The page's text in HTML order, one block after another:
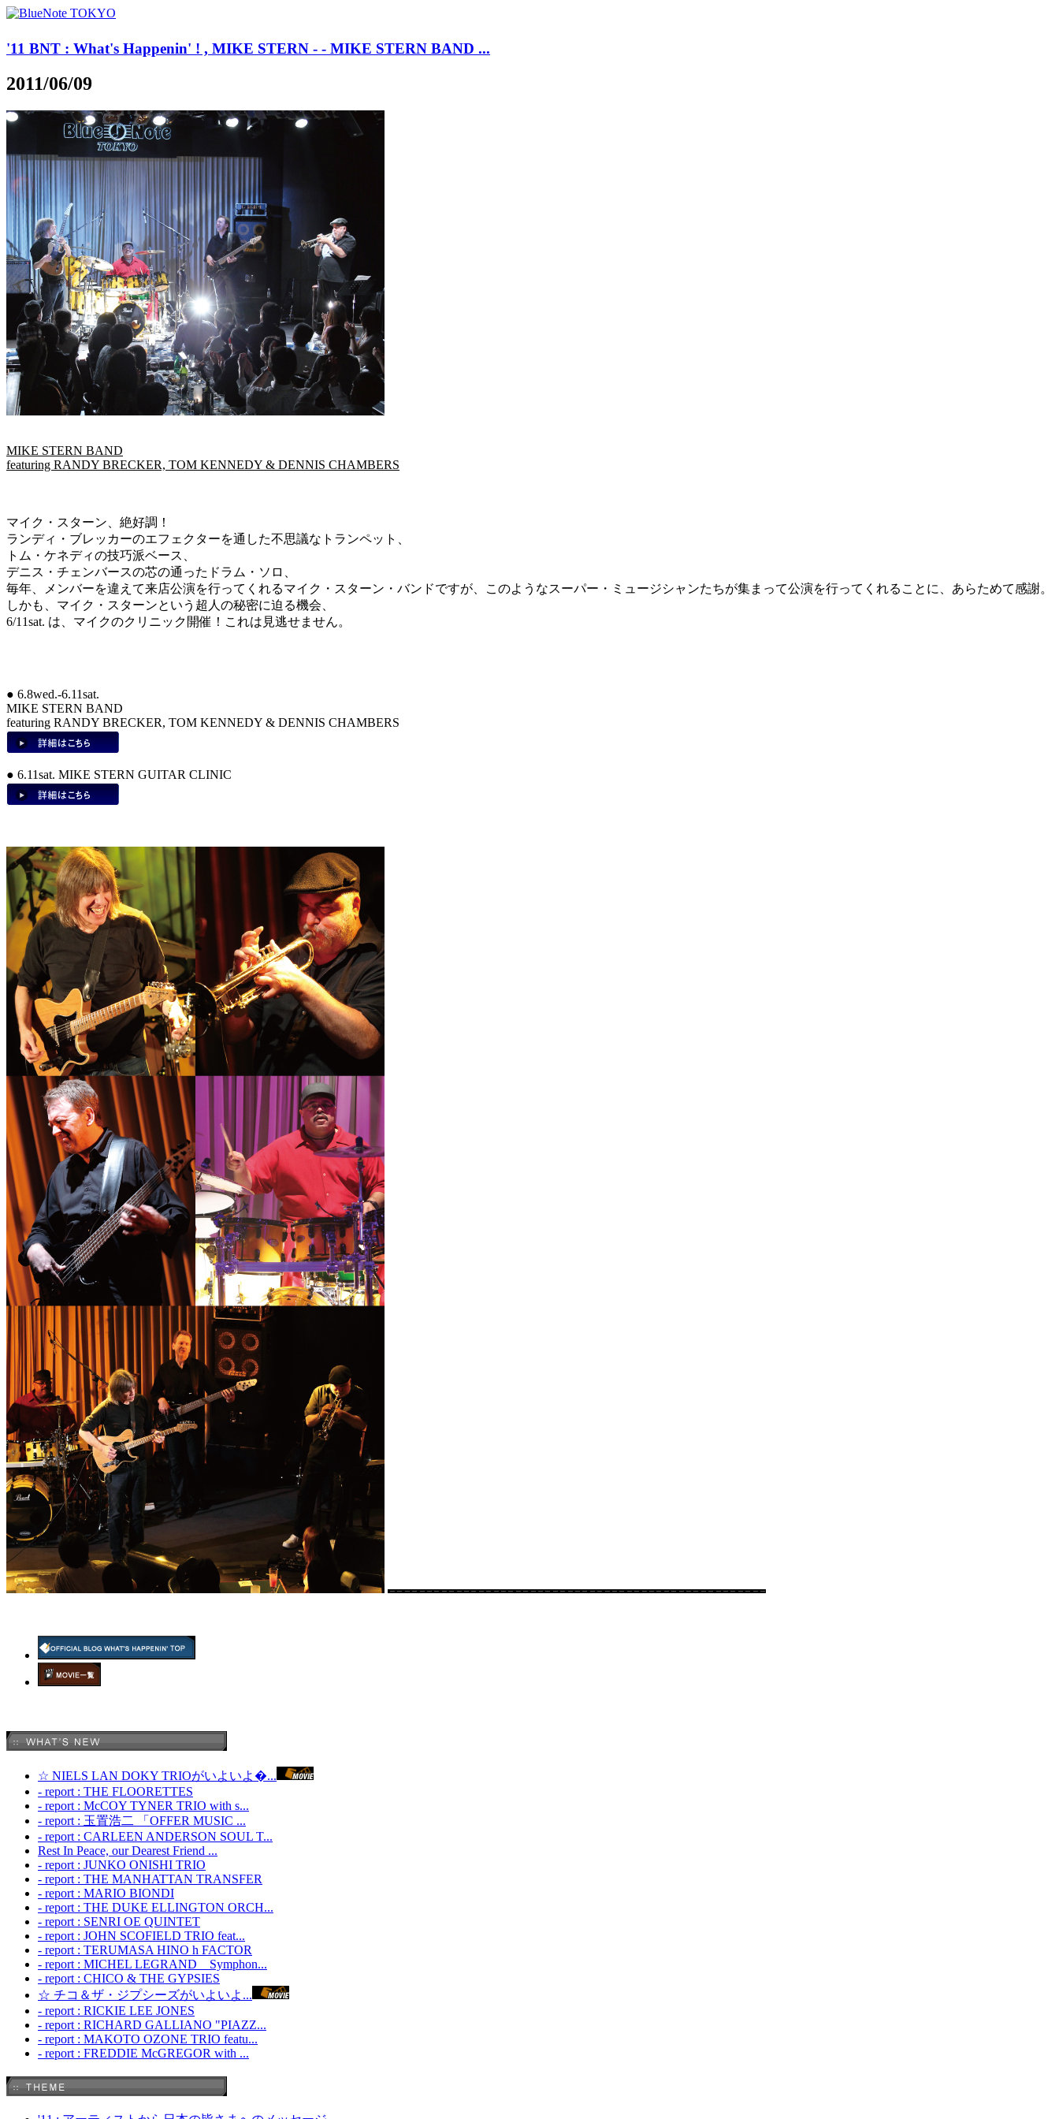
'11 BNT : What's Happenin' ! , MIKE STERN - - MIKE STERN BAND ...
2011/06/09
MIKE STERN BAND
featuring RANDY BRECKER, TOM KENNEDY & DENNIS CHAMBERS
マイク・スターン、絶好調！
ランディ・ブレッカーのエフェクターを通した不思議なトランペット、
トム・ケネディの技巧派ベース、
デニス・チェンバースの芯の通ったドラム・ソロ、
毎年、メンバーを違えて来店公演を行ってくれるマイク・スターン・バンドですが、このようなスーパー・ミュージシャンたちが集まって公演を行ってくれることに、あらためて感謝。
しかも、マイク・スターンという超人の秘密に迫る機会、
6/11sat. は、マイクのクリニック開催！これは見逃せません。
● 6.8wed.-6.11sat.
MIKE STERN BAND
featuring RANDY BRECKER, TOM KENNEDY & DENNIS CHAMBERS
● 6.11sat. MIKE STERN GUITAR CLINIC
☆ NIELS LAN DOKY TRIOがいよいよ�...
- report : THE FLOORETTES
- report : McCOY TYNER TRIO with s...
- report : 玉置浩二 「OFFER MUSIC ...
- report : CARLEEN ANDERSON SOUL T...
Rest In Peace, our Dearest Friend ...
- report : JUNKO ONISHI TRIO
- report : THE MANHATTAN TRANSFER
- report : MARIO BIONDI
- report : THE DUKE ELLINGTON ORCH...
- report : SENRI OE QUINTET
- report : JOHN SCOFIELD TRIO feat...
- report : TERUMASA HINO h FACTOR
- report : MICHEL LEGRAND Symphon...
- report : CHICO & THE GYPSIES
☆ チコ＆ザ・ジプシーズがいよいよ...
- report : RICKIE LEE JONES
- report : RICHARD GALLIANO "PIAZZ...
- report : MAKOTO OZONE TRIO featu...
- report : FREDDIE McGREGOR with ...